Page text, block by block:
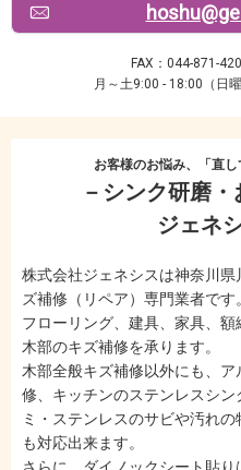
FAX：044-871-
月～土9:00 - 18:00（日
お客様のお悩み、「直
－シンク研磨
ジェネ
株式会社ジェネシスは神奈川
ズ補修（リペア）専門業者です。
フローリング、建具、家具、
木部のキズ補修を承ります。
木部全般キズ補修以外にも、
修、キッチンのステンレスシ
ミ・ステンレスのサビや汚れ
も対応出来ます。